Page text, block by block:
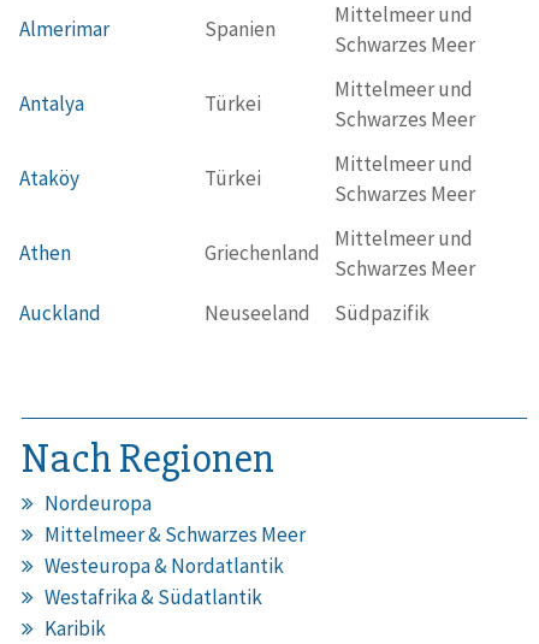
Almerimar Spanien
Mittelmeer und
Schwarzes Meer
Antalya Türkei
Mittelmeer und
Schwarzes Meer
Ataköy Türkei
Mittelmeer und
Schwarzes Meer
Athen Griechenland
Mittelmeer und
Schwarzes Meer
Auckland
Neuseeland Südpazifik
Nach Regionen
Nordeuropa
Mittelmeer & Schwarzes Meer
Westeuropa & Nordatlantik
Westafrika & Südatlantik
Karibik